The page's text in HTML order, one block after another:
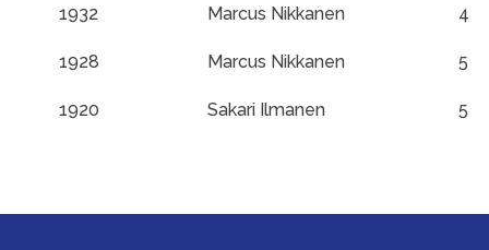
1932 Marcus Nikkanen 4
1928 Marcus Nikkanen 5
1920 Sakari Ilmanen 5